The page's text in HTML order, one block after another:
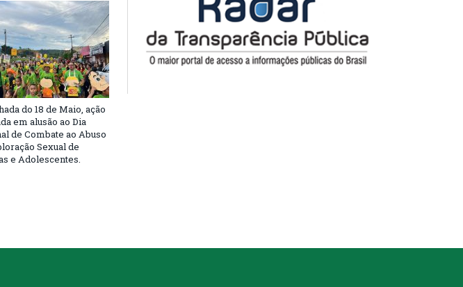
do 18 de Maio, ação
em alusão ao Dia
de Combate ao Abuso
Sexual de
e Adolescentes.